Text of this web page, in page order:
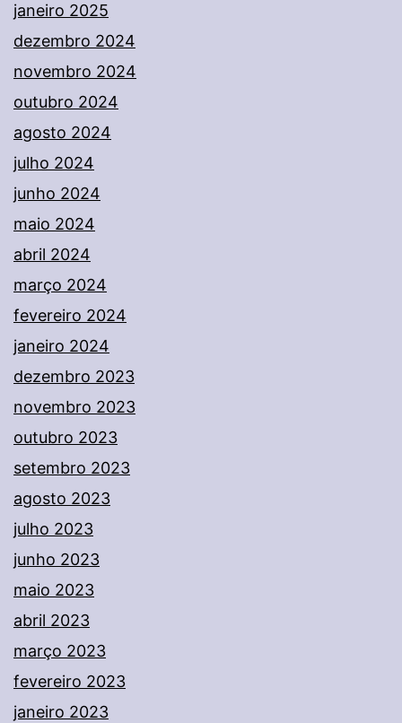
janeiro 2025
dezembro 2024
novembro 2024
outubro 2024
agosto 2024
julho 2024
junho 2024
maio 2024
abril 2024
março 2024
fevereiro 2024
janeiro 2024
dezembro 2023
novembro 2023
outubro 2023
setembro 2023
agosto 2023
julho 2023
junho 2023
maio 2023
abril 2023
março 2023
fevereiro 2023
janeiro 2023